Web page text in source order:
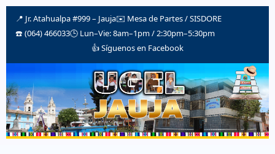
📍 Jr. Atahualpa #999 – Jauja✉️ Mesa de Partes / SISDORE
☎️ (064) 466033🕒 Lun–Vie: 8am–1pm / 2:30pm–5:30pm
👍 Síguenos en Facebook